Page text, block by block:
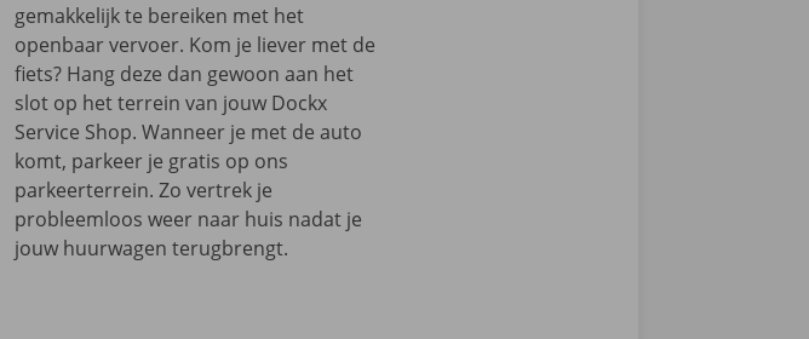
gemakkelijk te bereiken met het
openbaar vervoer. Kom je liever met de
fiets? Hang deze dan gewoon aan het
slot op het terrein van jouw Dockx
Service Shop. Wanneer je met de auto
komt, parkeer je gratis op ons
parkeerterrein. Zo vertrek je
probleemloos weer naar huis nadat je
jouw huurwagen terugbrengt.